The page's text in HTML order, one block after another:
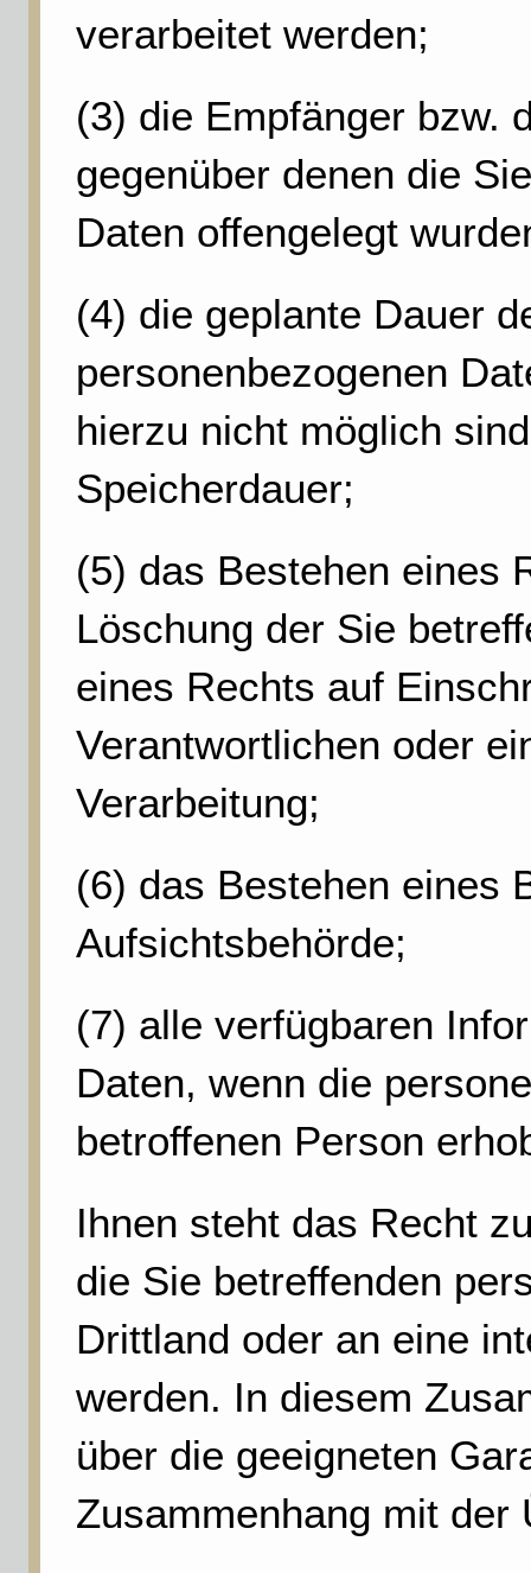
verarbeitet werden;
(3) die Empfänger bzw.
gegenüber denen die
Daten offengelegt
(4) die geplante Dauer
personenbezogenen
hierzu nicht möglich
Speicherdauer;
(5) das Bestehen eines
Löschung der Sie
eines Rechts auf
Verantwortlichen oder
Verarbeitung;
(6) das Bestehen eines
Aufsichtsbehörde;
(7) alle verfügbaren
Daten, wenn die
betroffenen Person
Ihnen steht das Recht
die Sie betreffenden
Drittland oder an eine
werden. In diesem
über die geeigneten
Zusammenhang mit der